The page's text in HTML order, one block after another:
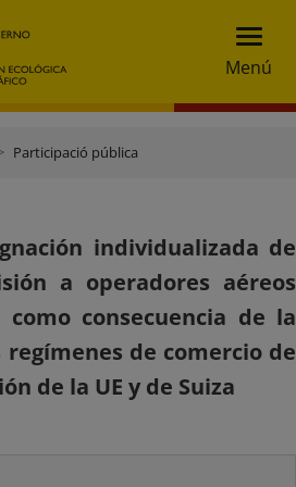
Menú
Participació pública
individualizada de
a operadores aéreos
consecuencia de la
de comercio de
de la UE y de Suiza